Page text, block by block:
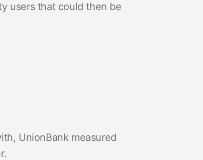
users that could then be
UnionBank measured